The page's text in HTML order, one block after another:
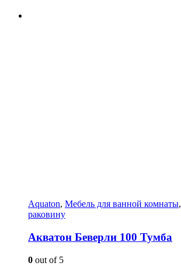
Aquaton, Мебель для ванной комнаты,
раковину
Акватон Беверли 100 Тумба
0 out of 5